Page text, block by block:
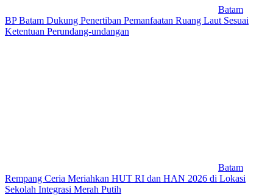
Batam
BP Batam Dukung Penertiban Pemanfaatan Ruang Laut Sesuai
Ketentuan Perundang-undangan
Batam
Rempang Ceria Meriahkan HUT RI dan HAN 2026 di Lokasi
Sekolah Integrasi Merah Putih